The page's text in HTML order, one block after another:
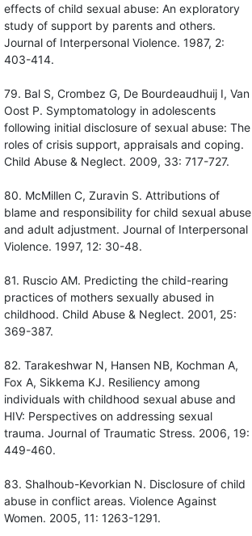
effects of child sexual abuse: An exploratory
study of support by parents and others.
Journal of Interpersonal Violence. 1987, 2:
403-414.
79. Bal S, Crombez G, De Bourdeaudhuij I, Van
Oost P. Symptomatology in adolescents
following initial disclosure of sexual abuse: The
roles of crisis support, appraisals and coping.
Child Abuse & Neglect. 2009, 33: 717-727.
80. McMillen C, Zuravin S. Attributions of
blame and responsibility for child sexual abuse
and adult adjustment. Journal of Interpersonal
Violence. 1997, 12: 30-48.
81. Ruscio AM. Predicting the child-rearing
practices of mothers sexually abused in
childhood. Child Abuse & Neglect. 2001, 25:
369-387.
82. Tarakeshwar N, Hansen NB, Kochman A,
Fox A, Sikkema KJ. Resiliency among
individuals with childhood sexual abuse and
HIV: Perspectives on addressing sexual
trauma. Journal of Traumatic Stress. 2006, 19:
449-460.
83. Shalhoub-Kevorkian N. Disclosure of child
abuse in conflict areas. Violence Against
Women. 2005, 11: 1263-1291.